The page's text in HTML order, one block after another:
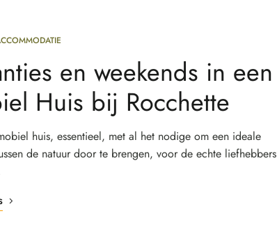
en weekends in een
Huis bij Rocchette
huis, essentieel, met al het nodige om een ideale
de natuur door te brengen, voor de echte liefhebbers